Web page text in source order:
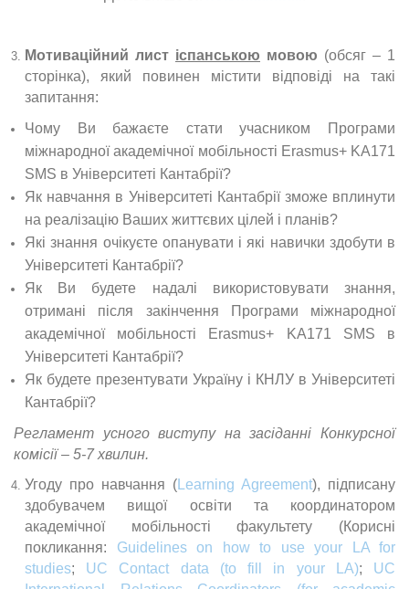
Мотиваційний лист іспанською мовою (обсяг – 1
сторінка), який повинен містити відповіді на такі
запитання:
Чому Ви бажаєте стати учасником Програми
міжнародної академічної мобільності Erasmus+ KA171
SMS в Університеті Кантабрії?
Як навчання в Університеті Кантабрії зможе вплинути
на реалізацію Ваших життєвих цілей і планів?
Які знання очікуєте опанувати і які навички здобути в
Університеті Кантабрії?
Як Ви будете надалі використовувати знання,
отримані після закінчення Програми міжнародної
академічної мобільності Erasmus+ KA171 SMS в
Університеті Кантабрії?
Як будете презентувати Україну і КНЛУ в Університеті
Кантабрії?
Регламент усного виступу на засіданні Конкурсної
комісії – 5-7 хвилин.
Угоду про навчання (Learning Agreement), підписану
здобувачем вищої освіти та координатором
академічної мобільності факультету (Корисні
покликання: Guidelines on how to use your LA for
studies; UC Contact data (to fill in your LA); UC